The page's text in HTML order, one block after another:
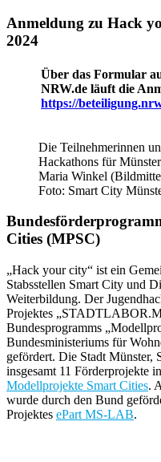
Anmeldung zu Hack
2024
Über das Formular
NRW.de läuft die
https://
Die Teilnehmerinnen
Hackathons für
Maria Winkel
Foto: Smart City
Cities (MPSC)
„Hack your city“ ist ein
Stabsstellen Smart City und
Weiterbildung. Der
Projektes
Bundesprogramms
Bundesministeriums für
gefördert. Die Stadt Münster,
insgesamt 11 Förderprojekte
Modellprojekte Smart Cities.
wurde durch den Bund
Projektes ePart MS-LAB.